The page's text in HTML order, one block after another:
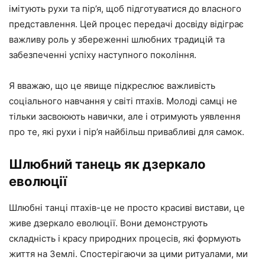
імітують рухи та пір’я, щоб підготуватися до власного
представлення. Цей процес передачі досвіду відіграє
важливу роль у збереженні шлюбних традицій та
забезпеченні успіху наступного покоління.
Я вважаю, що це явище підкреслює важливість
соціального навчання у світі птахів. Молоді самці не
тільки засвоюють навички, але і отримують уявлення
про те, які рухи і пір’я найбільш привабливі для самок.
Шлюбний танець як дзеркало
еволюції
Шлюбні танці птахів-це не просто красиві вистави, це
живе дзеркало еволюції. Вони демонструють
складність і красу природних процесів, які формують
життя на Землі. Спостерігаючи за цими ритуалами, ми